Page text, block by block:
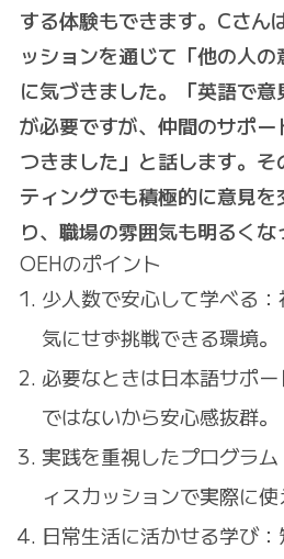
する体験もできます。Cさん
ッションを通じて「他の人の
に気づきました。「英語で
が必要ですが、仲間のサポ
つきました」と話します。
ティングでも積極的に意見
り、職場の雰囲気も明るくな
OEHのポイント
少人数で安心して学べる
気にせず挑戦できる環境。
必要なときは日本語サポー
ではないから安心感抜群。
実践を重視したプログラム
ィスカッションで実際に使
日常生活に活かせる学び：